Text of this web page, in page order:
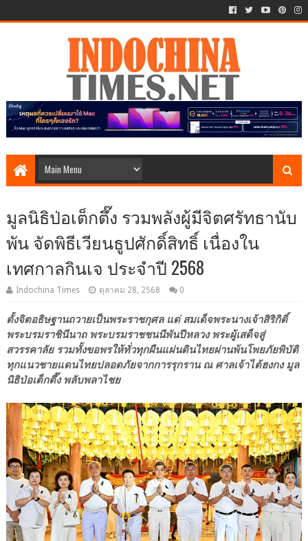
มูลนิธิป่อเต็กตึ๊ง รวมพลังผู้มีจิตศรัทธานับ
พัน จัดพิธีเวียนธูปศักดิ์สิทธิ์ เนื่องใน
เทศกาลกินเจ ประจำปี 2568
Indochina Times ตุลาคม 28, 2568 0
ตั้งจิตอธิษฐานถวายเป็นพระราชกุศล แด่ สมเด็จพระนางเจ้าสิริกิติ์
พระบรมราชินีนาถ พระบรมราชชนนีพันปีหลวง พระผู้เสด็จสู่
สวรรคาลัย รวมทั้งขอพรให้ทั่วทุกผืนแผ่นดินไทยผ่านพ้นโพยภัยพิบัติ
ทุกแนวชายแดนไทยปลอดภัยจากการรุกราน ณ ศาลเจ้าไต้ฮงกง มูล
นิธิป่อเต็กตึ๊ง พลับพลาไชย